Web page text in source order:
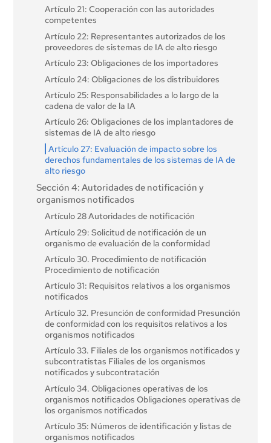
Artículo 21: Cooperación con las autoridades
competentes
Artículo 22: Representantes autorizados de los
proveedores de sistemas de IA de alto riesgo
Artículo 23: Obligaciones de los importadores
Artículo 24: Obligaciones de los distribuidores
Artículo 25: Responsabilidades a lo largo de la
cadena de valor de la IA
Artículo 26: Obligaciones de los implantadores de
sistemas de IA de alto riesgo
Artículo 27: Evaluación de impacto sobre los
derechos fundamentales de los sistemas de IA de
alto riesgo
Sección 4: Autoridades de notificación y
organismos notificados
Artículo 28 Autoridades de notificación
Artículo 29: Solicitud de notificación de un
organismo de evaluación de la conformidad
Artículo 30. Procedimiento de notificación
Procedimiento de notificación
Artículo 31: Requisitos relativos a los organismos
notificados
Artículo 32. Presunción de conformidad Presunción
de conformidad con los requisitos relativos a los
organismos notificados
Artículo 33. Filiales de los organismos notificados y
subcontratistas Filiales de los organismos
notificados y subcontratación
Artículo 34. Obligaciones operativas de los
organismos notificados Obligaciones operativas de
los organismos notificados
Artículo 35: Números de identificación y listas de
organismos notificados